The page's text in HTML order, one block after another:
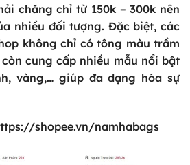
chăng chỉ từ 150k – 300k nên
nhiều đối tượng. Đặc biệt, các
không chỉ có tông màu trầm
cung cấp nhiều mẫu nổi bật
vàng,… giúp đa dạng hóa sự
shopee.vn/namhabags